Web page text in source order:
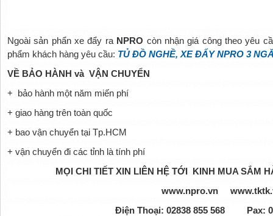
Ngoài sản phẩn xe đẩy ra NPRO còn nhận giá công theo yêu
phẩm khách hàng yêu cầu: TỦ ĐỒ NGHỀ, XE ĐẨY NPRO 3
VỀ BẢO HÀNH và VẬN CHUYỂN
+ bảo hành một năm miến phí
+ giao hàng trên toàn quốc
+ bao vận chuyển tại Tp.HCM
+ vận chuyển đi các tỉnh là tính phí
MỌI CHI TIẾT XIN LIÊN HỆ TỚI KINH MUA SẮM
www.npro.vn
Điện Thoại: 02838 855 568 Pax: